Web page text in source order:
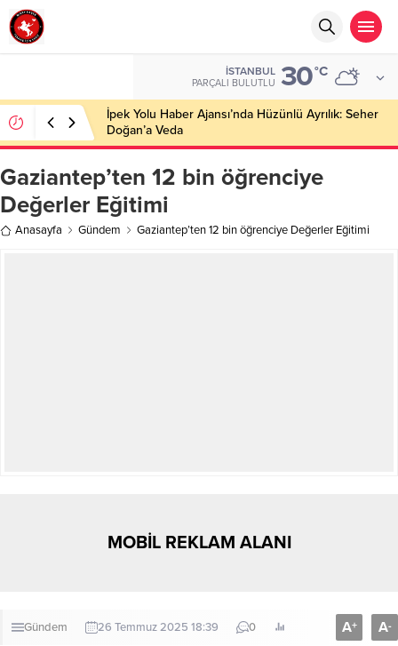
İSTANBUL
PARÇALI BULUTLU 30°C
İpek Yolu Haber Ajansı’nda Hüzünlü Ayrılık: Seher
Doğan’a Veda
Gaziantep’ten 12 bin öğrenciye
Değerler Eğitimi
Anasayfa Gündem Gaziantep’ten 12 bin öğrenciye Değerler Eğitimi
MOBİL REKLAM ALANI
Gündem 26 Temmuz 2025 18:39 0 A+ A-